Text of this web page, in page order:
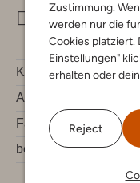
Zustimmung.
werden nur die
Cookies platziert.
Einstellungen"
erhalten oder
Reject
info@omoda.de
Kundenservice
Account
Fashion News
bei Omoda